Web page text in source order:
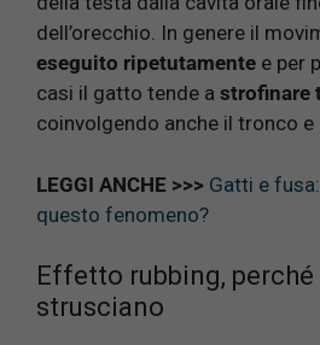
dell’orecchio. In genere il
eseguito ripetutamente e per
casi il gatto tende a strofinare
coinvolgendo anche il tronco e
LEGGI ANCHE >>> Gatti e
questo fenomeno?
Effetto rubbing,
strusciano